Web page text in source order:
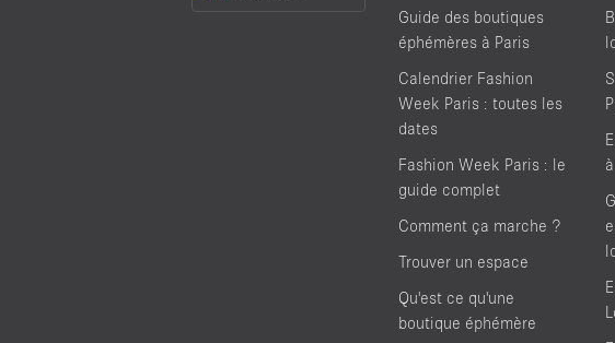
Guide des boutiques
éphémères à Paris
Calendrier Fashion
Week Paris : toutes les
dates
Fashion Week Paris : le
guide complet
Comment ça marche ?
Trouver un espace
Qu'est ce qu'une
boutique éphémère